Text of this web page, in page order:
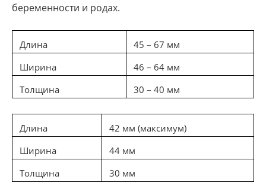
беременности и родах.
Длина
45 – 67 мм
Ширина
46 – 64 мм
Толщина
30 – 40 мм
Длина
42 мм (максимум)
Ширина
44 мм
Толщина
30 мм